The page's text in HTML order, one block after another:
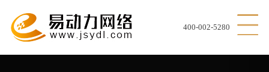
400-002-5280
Previous